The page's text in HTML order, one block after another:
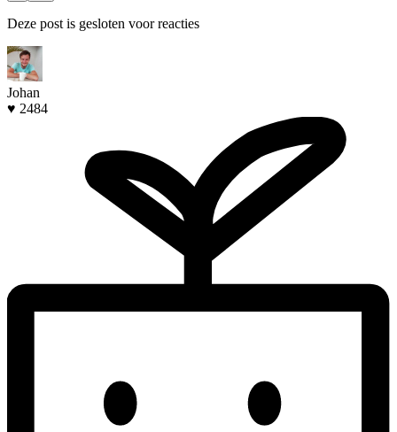
Deze post is gesloten voor reacties
Johan
♥ 2484